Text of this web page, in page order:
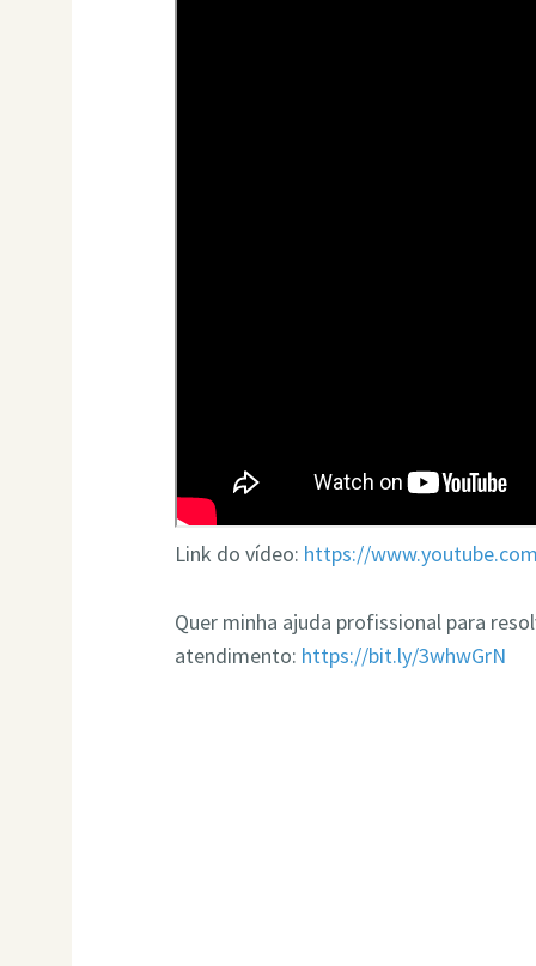
Link do vídeo: https://
Quer minha ajuda profissional para
atendimento: https://bit.ly/3whwGrN